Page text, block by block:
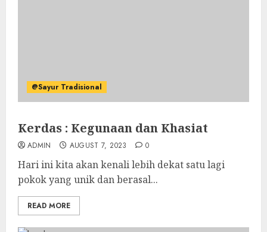
@Sayur Tradisional
Kerdas : Kegunaan dan Khasiat
ADMIN AUGUST 7, 2023 0
Hari ini kita akan kenali lebih dekat satu lagi
pokok yang unik dan berasal...
READ MORE